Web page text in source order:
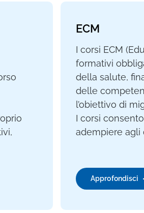
ECM
I corsi ECM
formativi
della salute,
delle
l’obiettivo di
I corsi
adempiere agli
Approfondisci